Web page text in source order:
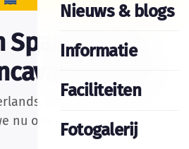
Nieuws & blogs
Informatie
Faciliteiten
Fotogalerij
Engels, Frans, Duits en
nu ook onze site in het